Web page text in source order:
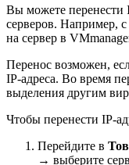
Вы можете перенести
серверов. Например,
на сервер в
Перенос возможен,
IP-адреса. Во время
выделения другим
Чтобы перенести IP-
Перейдите в
→ выберите